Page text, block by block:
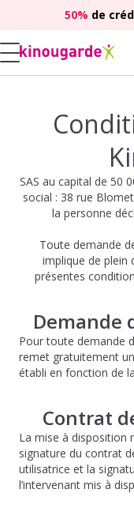
50% de
SAS au capital de 50
social : 38 rue
la personne
Toute demande
implique de plein
présentes
Demande
Pour toute demande
remet gratuitement
établi en fonction de
Contrat
La mise à disposition
signature du contrat
utilisatrice et la
l’intervenant mis à